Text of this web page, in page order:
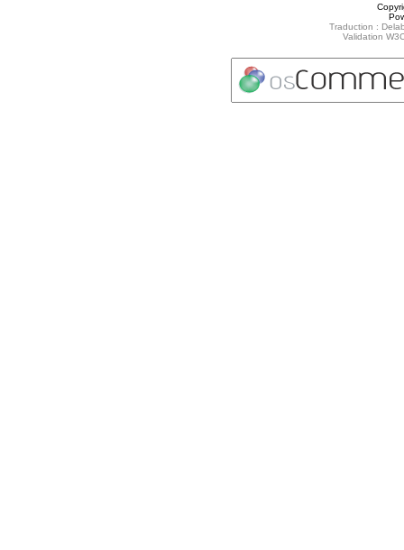
Traduction :
Validation